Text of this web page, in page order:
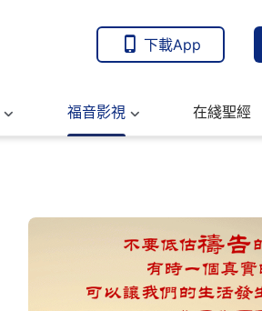
下載App
福音影視 在綫聖經